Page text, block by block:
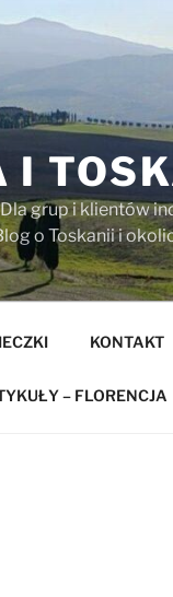
I
grup i klientów
o Toskanii i
KONTAKT
– FLORENCJA